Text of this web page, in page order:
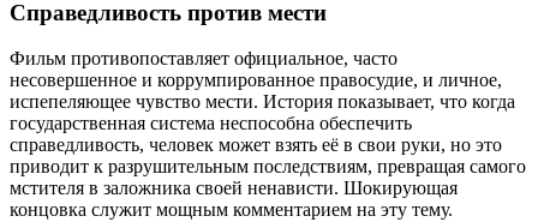
Справедливость против мести
Фильм противопоставляет официальное, часто
несовершенное и коррумпированное правосудие, и личное,
испепеляющее чувство мести. История показывает, что когда
государственная система неспособна обеспечить
справедливость, человек может взять её в свои руки, но это
приводит к разрушительным последствиям, превращая самого
мстителя в заложника своей ненависти. Шокирующая
концовка служит мощным комментарием на эту тему.